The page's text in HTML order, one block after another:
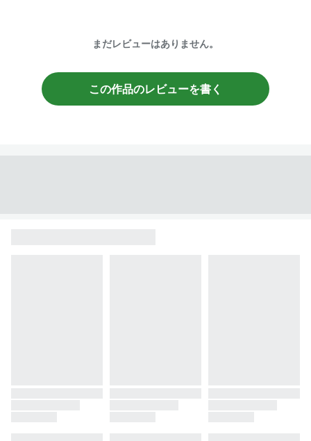
まだレビューはありません。
この作品のレビューを書く